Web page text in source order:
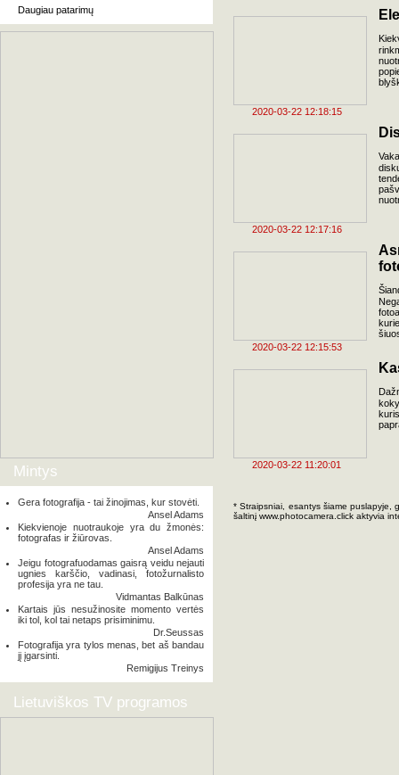
Daugiau patarimų
Mintys
Gera fotografija - tai žinojimas, kur stovėti.
Ansel Adams
Kiekvienoje nuotraukoje yra du žmonės:
fotografas ir žiūrovas.
Ansel Adams
Jeigu fotografuodamas gaisrą veidu nejauti
ugnies karščio, vadinasi, fotožurnalisto
profesija yra ne tau.
Vidmantas Balkūnas
Kartais jūs nesužinosite momento vertės
iki tol, kol tai netaps prisiminimu.
Dr.Seussas
Fotografija yra tylos menas, bet aš bandau
jį įgarsinti.
Remigijus Treinys
Lietuviškos TV programos
2020-03-22 12:18:15
2020-03-22 12:17:16
2020-03-22 12:15:53
2020-03-22 11:20:01
* Straipsniai, esantys šiame puslapyje,
šaltinį www.photocamera.click aktyvia